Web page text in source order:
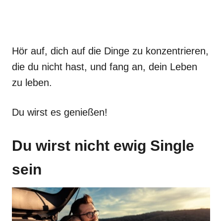
Hör auf, dich auf die Dinge zu konzentrieren,
die du nicht hast, und fang an, dein Leben
zu leben.
Du wirst es genießen!
Du wirst nicht ewig Single
sein